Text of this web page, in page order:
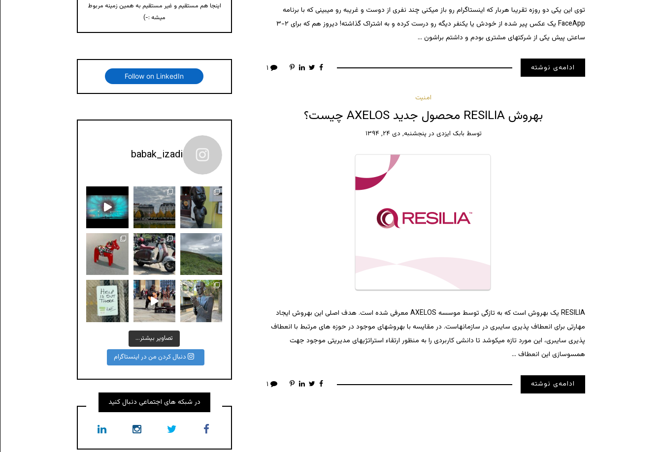
توی این یکی دو روزه تقریبا هربار که اینستاگرام رو باز میکنی چند نفری از دوست و غریبه رو میبینی که با برنامه
FaceApp یک عکس پیر شده از خودش یا یکنفر دیگه رو درست کرده و به اشتراک گذاشته! دیروز هم که برای ۲-۳
ساعتی پیش یکی از شرکتهای مشتری بودم و داشتم براشون …
ادامه‌ی نوشته ۱
امنیت
بهروش RESILIA محصول جدید AXELOS چیست؟
توسط بابک ایزدی در پنجشنبه, دی ۲۴, ۱۳۹۴
RESILIA یک بهروش است که به تازگی توسط موسسه AXELOS معرفی شده است. هدف اصلی این بهروش ایجاد
مهارتی برای انعطاف پذیری سایبری در سازمانهاست. در مقایسه با بهروشهای موجود در حوزه های مرتبط با انعطاف
پذیری سایبری، این مورد تازه میکوشد تا دانشی کاربردی را به منظور ارتقاء استراتژیهای مدیریتی موجود جهت
همسوسازی این انعطاف …
ادامه‌ی نوشته ۱
اینجا هم مستقیم و غیر مستقیم به همین زمینه مربوط
میشه :-)
Follow on LinkedIn
babak_izadi
⁨ پاییز - #وین - #لیورپول - #براتیسلاوا - #منچستر
Watch the elements of life: fire, air, water, and
All the legends together! . . . . #motorcycle #suz
A #Dalecarlian horse or #Dala horse (Swedish: Dala
Help is out there!
تصاویر بیشتر...
دنبال کردن من در اینستاگرام
در شبکه های اجتماعی دنبال کنید